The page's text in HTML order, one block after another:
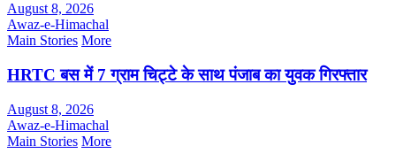
August 8, 2026
Awaz-e-Himachal
Main Stories More
HRTC बस में 7 ग्राम चिट्टे के साथ पंजाब का युवक गिरफ्तार
August 8, 2026
Awaz-e-Himachal
Main Stories More